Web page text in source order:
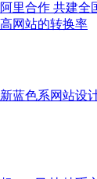
里合作 共建全
网站的转换率
蓝色系网站设